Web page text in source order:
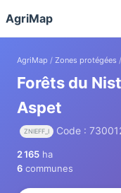
AgriMap
AgriMap / Zones protégées
Forêts du
Aspet
ZNIEFF_I Code :
2 165 ha
6 communes